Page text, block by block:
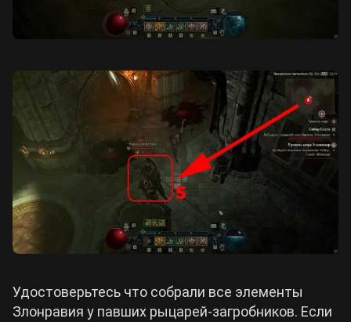
Удостоверьтесь что собрали все элементы
Злонравия у павших рыцарей-загробников. Если